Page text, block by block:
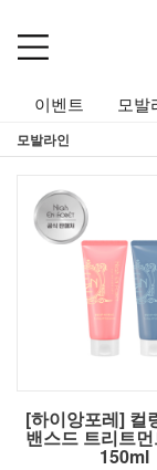
이벤트 모발
모발라인
[하이앙포레] 컬
밴스드 트리트
150ml